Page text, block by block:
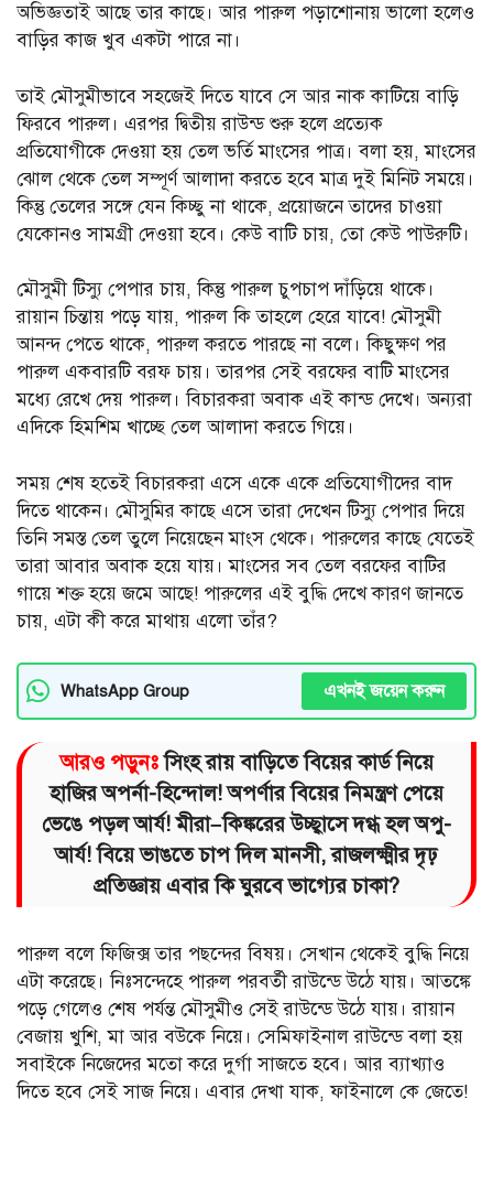
অভিজ্ঞতাই আছে তার কাছে। আর পারুল পড়াশোনায় ভালো হলেও
বাড়ির কাজ খুব একটা পারে না।
তাই মৌসুমীভাবে সহজেই দিতে যাবে সে আর নাক কাটিয়ে বাড়ি
ফিরবে পারুল। এরপর দ্বিতীয় রাউন্ড শুরু হলে প্রত্যেক
প্রতিযোগীকে দেওয়া হয় তেল ভর্তি মাংসের পাত্র। বলা হয়, মাংসের
ঝোল থেকে তেল সম্পূর্ণ আলাদা করতে হবে মাত্র দুই মিনিট সময়ে।
কিন্তু তেলের সঙ্গে যেন কিচ্ছু না থাকে, প্রয়োজনে তাদের চাওয়া
যেকোনও সামগ্রী দেওয়া হবে। কেউ বাটি চায়, তো কেউ পাউরুটি।
মৌসুমী টিস্যু পেপার চায়, কিন্তু পারুল চুপচাপ দাঁড়িয়ে থাকে।
রায়ান চিন্তায় পড়ে যায়, পারুল কি তাহলে হেরে যাবে! মৌসুমী
আনন্দ পেতে থাকে, পারুল করতে পারছে না বলে। কিছুক্ষণ পর
পারুল একবারটি বরফ চায়। তারপর সেই বরফের বাটি মাংসের
মধ্যে রেখে দেয় পারুল। বিচারকরা অবাক এই কান্ড দেখে। অন্যরা
এদিকে হিমশিম খাচ্ছে তেল আলাদা করতে গিয়ে।
সময় শেষ হতেই বিচারকরা এসে একে একে প্রতিযোগীদের বাদ
দিতে থাকেন। মৌসুমির কাছে এসে তারা দেখেন টিস্যু পেপার দিয়ে
তিনি সমস্ত তেল তুলে নিয়েছেন মাংস থেকে। পারুলের কাছে যেতেই
তারা আবার অবাক হয়ে যায়। মাংসের সব তেল বরফের বাটির
গায়ে শক্ত হয়ে জমে আছে! পারুলের এই বুদ্ধি দেখে কারণ জানতে
চায়, এটা কী করে মাথায় এলো তাঁর?
WhatsApp Group এখনই জয়েন করুন
আরও পড়ুনঃসিংহ রায় বাড়িতে বিয়ের কার্ড নিয়ে
হাজির অপর্না-হিন্দোল! অপর্ণার বিয়ের নিমন্ত্রণ পেয়ে
ভেঙে পড়ল আর্য! মীরা–কিঙ্করের উচ্ছ্বাসে দগ্ধ হল অপু-
আর্য! বিয়ে ভাঙতে চাপ দিল মানসী, রাজলক্ষ্মীর দৃঢ়
প্রতিজ্ঞায় এবার কি ঘুরবে ভাগ্যের চাকা?
পারুল বলে ফিজিক্স তার পছন্দের বিষয়। সেখান থেকেই বুদ্ধি নিয়ে
এটা করেছে। নিঃসন্দেহে পারুল পরবর্তী রাউন্ডে উঠে যায়। আতঙ্কে
পড়ে গেলেও শেষ পর্যন্ত মৌসুমীও সেই রাউন্ডে উঠে যায়। রায়ান
বেজায় খুশি, মা আর বউকে নিয়ে। সেমিফাইনাল রাউন্ডে বলা হয়
সবাইকে নিজেদের মতো করে দুর্গা সাজতে হবে। আর ব্যাখ্যাও
দিতে হবে সেই সাজ নিয়ে। এবার দেখা যাক, ফাইনালে কে জেতে!